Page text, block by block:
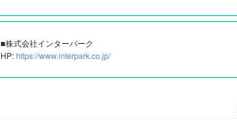
■株式会社インターパーク
HP: https://www.interpark.co.jp/